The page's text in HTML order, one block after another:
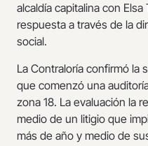
alcaldía capitalina con
respuesta a través de la
social.
La Contraloría confirmó la
que comenzó una
zona 18. La evaluación la
medio de un litigio que
más de año y medio de